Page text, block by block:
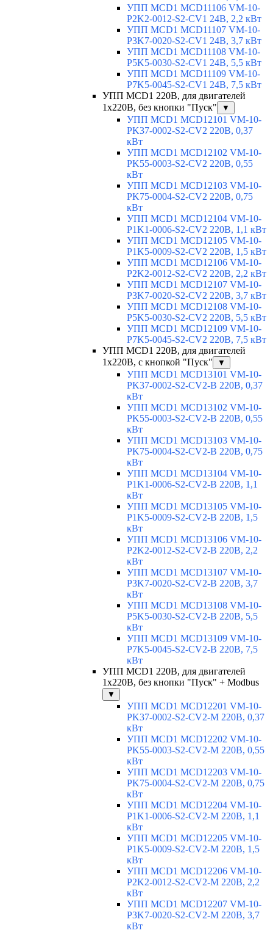
УПП MCD1 MCD11106 VM-10-
P2K2-0012-S2-CV1 24В, 2,2 кВт
УПП MCD1 MCD11107 VM-10-
P3K7-0020-S2-CV1 24В, 3,7 кВт
УПП MCD1 MCD11108 VM-10-
P5K5-0030-S2-CV1 24В, 5,5 кВт
УПП MCD1 MCD11109 VM-10-
P7K5-0045-S2-CV1 24В, 7,5 кВт
УПП MCD1 220В, для двигателей
1х220В, без кнопки "Пуск"
▼
УПП MCD1 MCD12101 VM-10-
PK37-0002-S2-CV2 220В, 0,37
кВт
УПП MCD1 MCD12102 VM-10-
PK55-0003-S2-CV2 220В, 0,55
кВт
УПП MCD1 MCD12103 VM-10-
PK75-0004-S2-CV2 220В, 0,75
кВт
УПП MCD1 MCD12104 VM-10-
P1K1-0006-S2-CV2 220В, 1,1 кВт
УПП MCD1 MCD12105 VM-10-
P1K5-0009-S2-CV2 220В, 1,5 кВт
УПП MCD1 MCD12106 VM-10-
P2K2-0012-S2-CV2 220В, 2,2 кВт
УПП MCD1 MCD12107 VM-10-
P3K7-0020-S2-CV2 220В, 3,7 кВт
УПП MCD1 MCD12108 VM-10-
P5K5-0030-S2-CV2 220В, 5,5 кВт
УПП MCD1 MCD12109 VM-10-
P7K5-0045-S2-CV2 220В, 7,5 кВт
УПП MCD1 220В, для двигателей
1х220В, с кнопкой "Пуск"
▼
УПП MCD1 MCD13101 VM-10-
PK37-0002-S2-CV2-B 220В, 0,37
кВт
УПП MCD1 MCD13102 VM-10-
PK55-0003-S2-CV2-B 220В, 0,55
кВт
УПП MCD1 MCD13103 VM-10-
PK75-0004-S2-CV2-B 220В, 0,75
кВт
УПП MCD1 MCD13104 VM-10-
P1K1-0006-S2-CV2-B 220В, 1,1
кВт
УПП MCD1 MCD13105 VM-10-
P1K5-0009-S2-CV2-B 220В, 1,5
кВт
УПП MCD1 MCD13106 VM-10-
P2K2-0012-S2-CV2-B 220В, 2,2
кВт
УПП MCD1 MCD13107 VM-10-
P3K7-0020-S2-CV2-B 220В, 3,7
кВт
УПП MCD1 MCD13108 VM-10-
P5K5-0030-S2-CV2-B 220В, 5,5
кВт
УПП MCD1 MCD13109 VM-10-
P7K5-0045-S2-CV2-B 220В, 7,5
кВт
УПП MCD1 220В, для двигателей
1х220В, без кнопки "Пуск" + Modbus
▼
УПП MCD1 MCD12201 VM-10-
PK37-0002-S2-CV2-M 220В, 0,37
кВт
УПП MCD1 MCD12202 VM-10-
PK55-0003-S2-CV2-M 220В, 0,55
кВт
УПП MCD1 MCD12203 VM-10-
PK75-0004-S2-CV2-M 220В, 0,75
кВт
УПП MCD1 MCD12204 VM-10-
P1K1-0006-S2-CV2-M 220В, 1,1
кВт
УПП MCD1 MCD12205 VM-10-
P1K5-0009-S2-CV2-M 220В, 1,5
кВт
УПП MCD1 MCD12206 VM-10-
P2K2-0012-S2-CV2-M 220В, 2,2
кВт
УПП MCD1 MCD12207 VM-10-
P3K7-0020-S2-CV2-M 220В, 3,7
кВт